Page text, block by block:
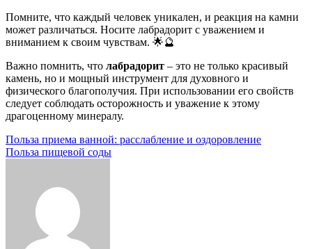
Помните, что каждый человек уникален, и реакция на камни
может различаться. Носите лабрадорит с уважением и
вниманием к своим чувствам. 🌟🔮
Важно помнить, что лабрадорит – это не только красивый
камень, но и мощный инструмент для духовного и
физического благополучия. При использовании его свойств
следует соблюдать осторожность и уважение к этому
драгоценному минералу.
Навигация
по
Польза приема ванной: расслабление и оздоровление
Польза пищевой соды